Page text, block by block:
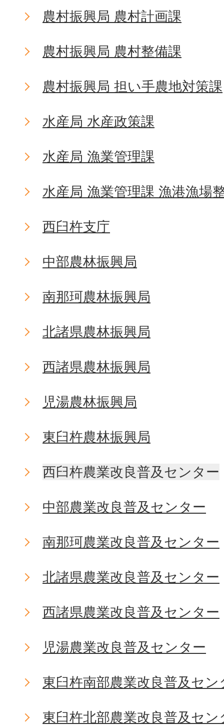
農村振興局 農村計画課
農村振興局 農村整備課
農村振興局 担い手農地対策課
水産局 水産政策課
水産局 漁業管理課
水産局 漁業管理課 漁港漁場
西臼杵支庁
中部農林振興局
南那珂農林振興局
北諸県農林振興局
西諸県農林振興局
児湯農林振興局
東臼杵農林振興局
西臼杵農業改良普及センター
中部農業改良普及センター
南那珂農業改良普及センター
北諸県農業改良普及センター
西諸県農業改良普及センター
児湯農業改良普及センター
東臼杵南部農業改良普及セン
東臼杵北部農業改良普及セン